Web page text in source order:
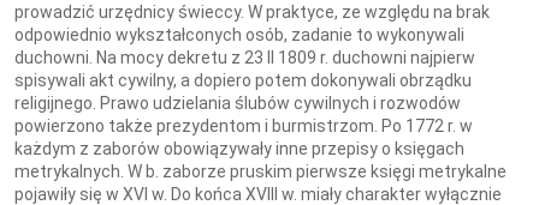
prowadzić urzędnicy świeccy. W praktyce, ze względu na brak
odpowiednio wykształconych osób, zadanie to wykonywali
duchowni. Na mocy dekretu z 23 II 1809 r. duchowni najpierw
spisywali akt cywilny, a dopiero potem dokonywali obrządku
religijnego. Prawo udzielania ślubów cywilnych i rozwodów
powierzono także prezydentom i burmistrzom. Po 1772 r. w
każdym z zaborów obowiązywały inne przepisy o księgach
metrykalnych. W b. zaborze pruskim pierwsze księgi metrykalne
pojawiły się w XVI w. Do końca XVIII w. miały charakter wyłącznie